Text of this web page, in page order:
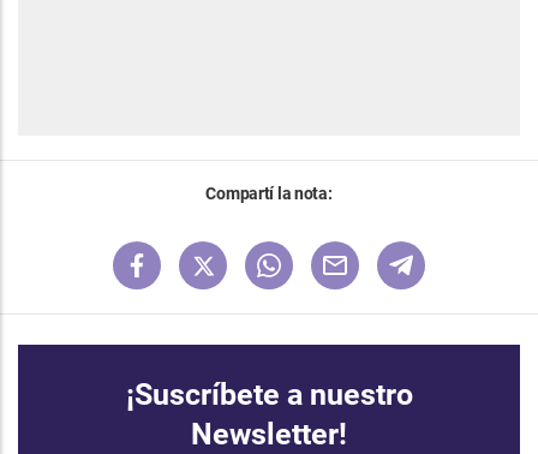
Compartí la nota:
¡Suscríbete a nuestro
Newsletter!